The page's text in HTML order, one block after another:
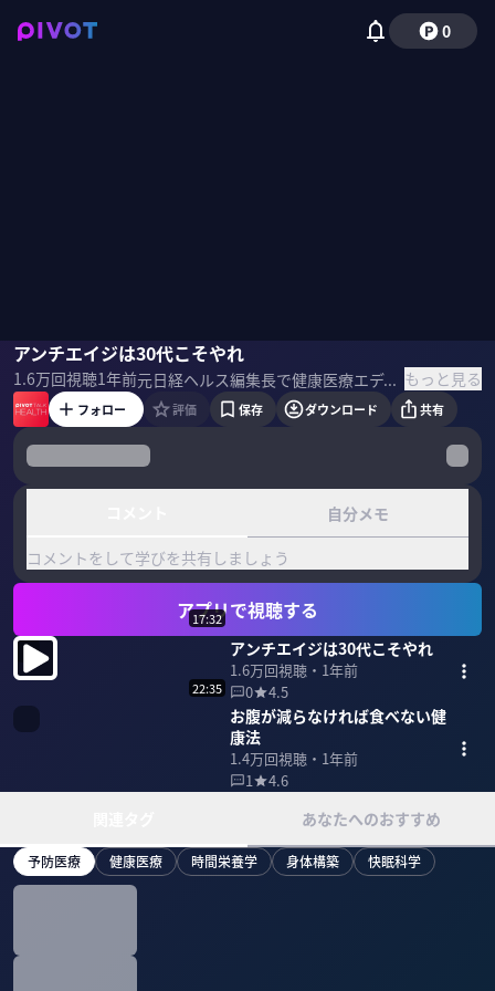
0
アンチエイジは30代こそやれ
1.6万回視聴1年前 元日経ヘルス編集長で健康医療エディターの西沢邦浩氏をゲストに迎え、「エイジングスロー」や若さを保つ食事、睡眠について聞いた。 ＜ゲスト＞ 西沢邦浩｜健康医療ライター 早稲田大学卒。小学館を経て、91年日経BP入社。2014年日経BP総研マーケティング戦略研究所上席研究員、2018年より日経BP総研 メディカル・ヘルスラボ客員研究員。 著書に『日本人のための科学的に正しい食事術』など。 西沢邦浩『日本人のための科学的に正しい食事術』三笠書房 もっと見る
西沢邦浩
フォロー 評価 保存 ダウンロード 共有
自分メモ
コメントをして学びを共有しましょう
アプリで視聴する
17:32
アンチエイジは30代こそやれ
1.6万回視聴・ 1年前
0
4.5
22:35
お腹が減らなければ食べない健
康法
1.4万回視聴・ 1年前
1
4.6
あなたへのおすすめ
予防医療 健康医療 時間栄養学 身体構築 快眠科学